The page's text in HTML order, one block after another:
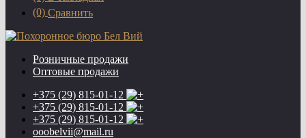
(0) Сравнить
Розничные продажи
Оптовые продажи
+375 (29) 815-01-12
+375 (29) 815-01-12
+375 (29) 815-01-12
ooobelvii@mail.ru